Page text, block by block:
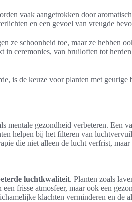
vaak aangetrokken door
en een gevoel van vreugde
ze schoonheid toe, maar ze hebben
ceremonies, van bruiloften tot
is de keuze voor planten met
mentale gezondheid verbeteren. Een
helpen bij het filteren van
die niet alleen de lucht verfrist,
luchtkwaliteit. Planten zoals
frisse atmosfeer, maar ook een
klachten verminderen en de